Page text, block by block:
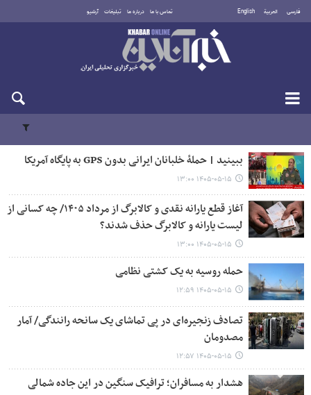
فارسی العربية English تماس با ما درباره ما تبلیغات آرشیو
پنجشنبه ۱۵ مرداد ۱۴۰۵
ببینید | حملۀ خلبانان ایرانی بدون GPS به پایگاه آمریکا
۱۴۰۵-۰۵-۱۵ ۱۳:۰۰
آغاز قطع یارانه نقدی و کالابرگ از مرداد ۱۴۰۵/ چه کسانی از
لیست یارانه و کالابرگ حذف شدند؟
۱۴۰۵-۰۵-۱۵ ۱۳:۰۰
حمله روسیه به یک کشتی نظامی
۱۴۰۵-۰۵-۱۵ ۱۲:۵۹
تصادف زنجیره‌ای در پی تماشای یک سانحه رانندگی/ آمار
مصدومان
۱۴۰۵-۰۵-۱۵ ۱۲:۵۷
هشدار به مسافران؛ ترافیک سنگین در این جاده شمالی